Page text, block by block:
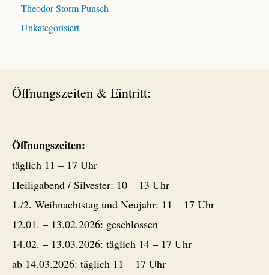
Theodor Storm Punsch
Unkategorisiert
Öffnungszeiten & Eintritt:
Öffnungszeiten:
täglich 11 – 17 Uhr
Heiligabend / Silvester: 10 – 13 Uhr
1./2. Weihnachtstag und Neujahr: 11 – 17 Uhr
12.01. – 13.02.2026: geschlossen
14.02. – 13.03.2026: täglich 14 – 17 Uhr
ab 14.03.2026: täglich 11 – 17 Uhr